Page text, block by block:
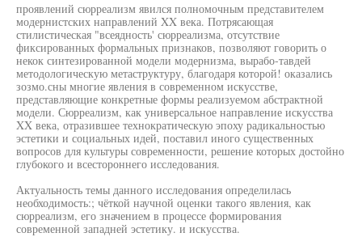
проявлений сюрреализм явился полномочным представителем
модернистских направлений XX века. Потрясающая
стилистическая "всеядность' сюрреализма, отсутствие
фиксированных формальных признаков, позволяют говорить о
некок синтезированной модели модернизма, вырабо-тавдей
методологическую метаструктуру, благодаря которой! оказались
зозмо.сны многие явления в современном искусстве,
представляющие конкретные формы реализуемом абстрактной
модели. Сюрреализм, как универсальное направление искусства
XX века, отразившее технократическую эпоху радикальностью
эстетики и социальных идей, поставил иного существенных
вопросов для культуры современности, решение которых достойно
глубокого и всестороннего исследования.
Актуальность темы данного исследования определилась
необходимость:; чёткой научной оценки такого явления, как
сюрреализм, его значением в процессе формирования
современной западней эстетику. и искусства.